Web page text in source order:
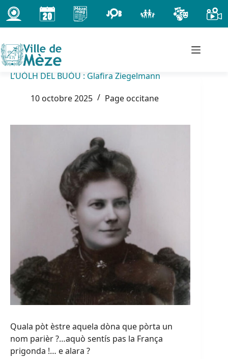
Passer
au
contenu
L’UÒLH DEL BUÒU : Glafira Ziegelmann
10 octobre 2025
Page occitane
Quala pòt èstre aquela dòna que pòrta un
nom parièr ?…aquò sentís pas la França
prigonda !… e alara ?